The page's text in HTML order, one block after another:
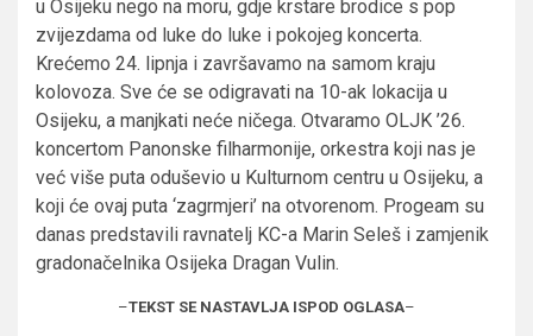
u Osijeku nego na moru, gdje krstare brodice s pop
zvijezdama od luke do luke i pokojeg koncerta.
Krećemo 24. lipnja i završavamo na samom kraju
kolovoza. Sve će se odigravati na 10-ak lokacija u
Osijeku, a manjkati neće ničega. Otvaramo OLJK ’26.
koncertom Panonske filharmonije, orkestra koji nas je
već više puta oduševio u Kulturnom centru u Osijeku, a
koji će ovaj puta ‘zagrmjeri’ na otvorenom. Progeam su
danas predstavili ravnatelj KC-a Marin Seleš i zamjenik
gradonačelnika Osijeka Dragan Vulin.
–TEKST SE NASTAVLJA ISPOD OGLASA–